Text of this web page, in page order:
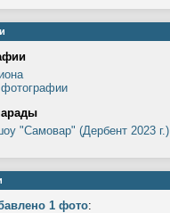
"Самовар" (Дербент 2023 г.)
1 фото: